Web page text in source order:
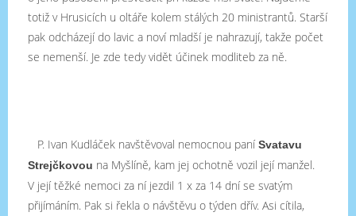
totiž v Hrusicích u oltáře kolem stálých 20 ministrantů. Starší
pak odcházejí do lavic a noví mladší je nahrazují, takže počet
se nemenší. Je zde tedy vidět účinek modliteb za ně.
P. Ivan Kudláček navštěvoval nemocnou paní Svatavu
Strejčkovou na Myšlíně, kam jej ochotně vozil její manžel.
V její těžké nemoci za ní jezdil 1 x za 14 dní se svatým
přijímáním. Pak si řekla o návštěvu o týden dřív. Asi cítila,